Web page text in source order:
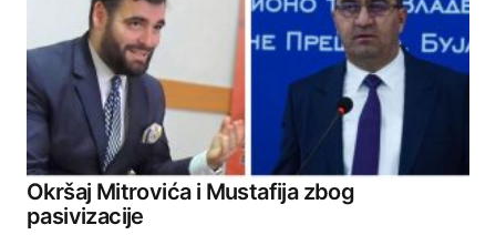
Okršaj Mitrovića i Mustafija zbog
pasivizacije